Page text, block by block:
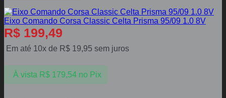
Eixo Comando Corsa Classic Celta Prisma 95/09 1.0 8V
R$ 199,49
Em até 10x de R$ 19,95 sem juros
À vista R$179,54 no Pix